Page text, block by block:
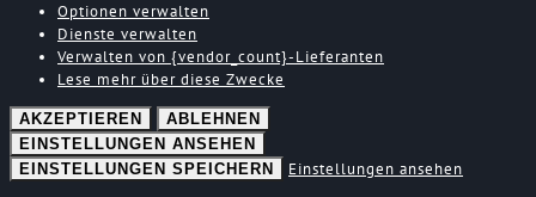
Optionen verwalten
Dienste verwalten
Verwalten von {vendor_count}-Lieferanten
Lese mehr über diese Zwecke
AKZEPTIEREN
ABLEHNEN
EINSTELLUNGEN ANSEHEN
EINSTELLUNGEN SPEICHERN
Einstellungen ansehen